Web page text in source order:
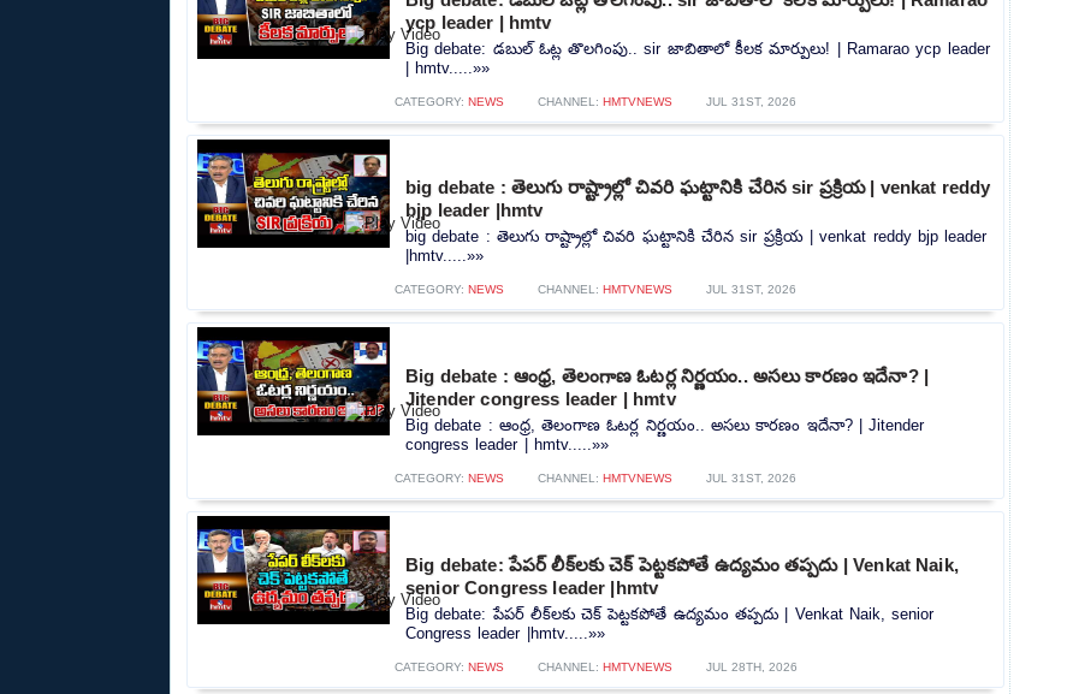
ycp leader | hmtv
Big debate: డబుల్ ఓట్ల తొలగింపు.. sir జాబితాలో కీలక మార్పులు! | Ramarao ycp leader
| hmtv.....»»
CATEGORY: NEWS CHANNEL: HMTVNEWS JUL 31ST, 2026
big debate : తెలుగు రాష్ట్రాల్లో చివరి ఘట్టానికి చేరిన sir ప్రక్రియ | venkat reddy
bjp leader |hmtv
big debate : తెలుగు రాష్ట్రాల్లో చివరి ఘట్టానికి చేరిన sir ప్రక్రియ | venkat reddy bjp leader
|hmtv.....»»
CATEGORY: NEWS CHANNEL: HMTVNEWS JUL 31ST, 2026
Big debate : ఆంధ్ర, తెలంగాణ ఓటర్ల నిర్ణయం.. అసలు కారణం ఇదేనా? |
Jitender congress leader | hmtv
Big debate : ఆంధ్ర, తెలంగాణ ఓటర్ల నిర్ణయం.. అసలు కారణం ఇదేనా? | Jitender
congress leader | hmtv.....»»
CATEGORY: NEWS CHANNEL: HMTVNEWS JUL 31ST, 2026
Big debate: పేపర్ లీక్‌లకు చెక్ పెట్టకపోతే ఉద్యమం తప్పదు | Venkat Naik,
senior Congress leader |hmtv
Big debate: పేపర్ లీక్‌లకు చెక్ పెట్టకపోతే ఉద్యమం తప్పదు | Venkat Naik, senior
Congress leader |hmtv.....»»
CATEGORY: NEWS CHANNEL: HMTVNEWS JUL 28TH, 2026